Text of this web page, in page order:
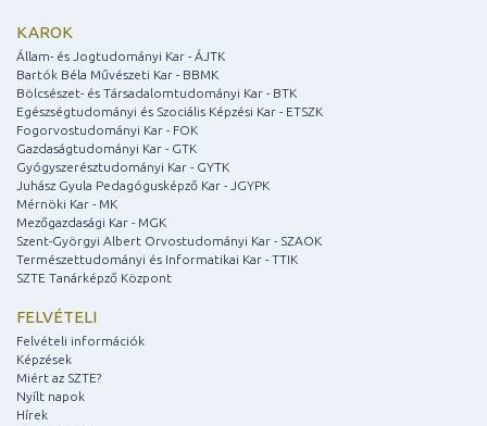
KAROK
Állam- és Jogtudományi Kar - ÁJTK
Bartók Béla Művészeti Kar - BBMK
Bölcsészet- és Társadalomtudományi Kar - BTK
Egészségtudományi és Szociális Képzési Kar - ETSZK
Fogorvostudományi Kar - FOK
Gazdaságtudományi Kar - GTK
Gyógyszerésztudományi Kar - GYTK
Juhász Gyula Pedagógusképző Kar - JGYPK
Mérnöki Kar - MK
Mezőgazdasági Kar - MGK
Szent-Györgyi Albert Orvostudományi Kar - SZAOK
Természettudományi és Informatikai Kar - TTIK
SZTE Tanárképző Központ
FELVÉTELI
Felvételi információk
Képzések
Miért az SZTE?
Nyílt napok
Hírek